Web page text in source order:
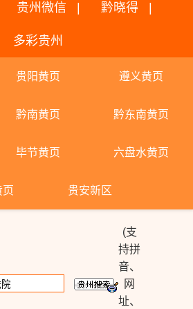
贵州微信 黔晓得
多彩贵州
贵阳黄页 遵义黄页
黔南黄页 黔东南黄页
毕节黄页 六盘水黄页
页 贵安新区
(支
持拼
音、
网
址、